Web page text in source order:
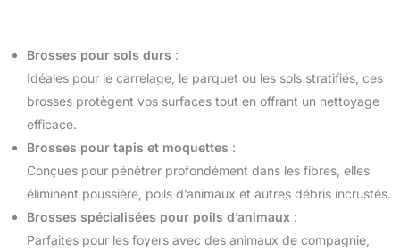
Brosses pour sols durs :
Idéales pour le carrelage, le parquet ou les sols stratifiés, ces
brosses protègent vos surfaces tout en offrant un nettoyage
efficace.
Brosses pour tapis et moquettes :
Conçues pour pénétrer profondément dans les fibres, elles
éliminent poussière, poils d’animaux et autres débris incrustés.
Brosses spécialisées pour poils d’animaux :
Parfaites pour les foyers avec des animaux de compagnie,